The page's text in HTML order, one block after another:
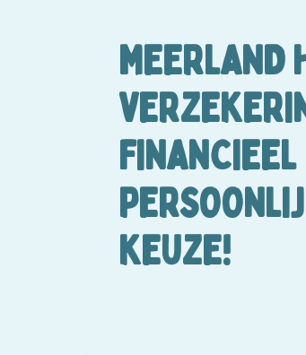
MEERLAND
KEUZE!